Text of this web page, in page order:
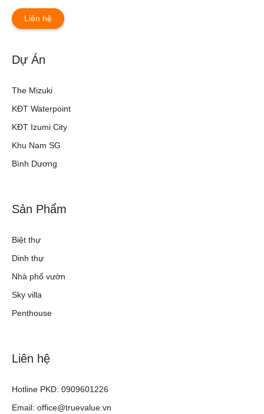
Liên hệ
Dự Án
The Mizuki
KĐT Waterpoint
KĐT Izumi City
Khu Nam SG
Bình Dương
Sản Phẩm
Biệt thự
Dinh thự
Nhà phố vườn
Sky villa
Penthouse
Liên hệ
Hotline PKD: 0909601226
Email: office@truevalue.vn